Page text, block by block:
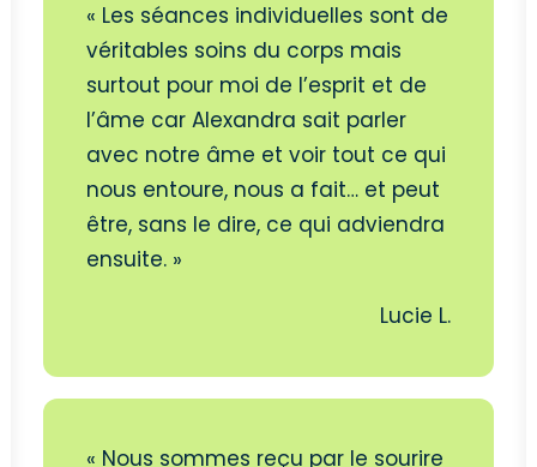
« Les séances individuelles sont de
véritables soins du corps mais
surtout pour moi de l’esprit et de
l’âme car Alexandra sait parler
avec notre âme et voir tout ce qui
nous entoure, nous a fait… et peut
être, sans le dire, ce qui adviendra
ensuite. »
Lucie L.
« Nous sommes reçu par le sourire